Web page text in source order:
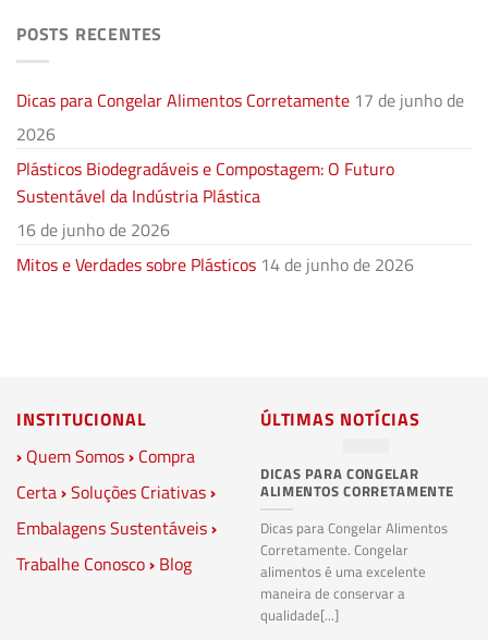
POSTS RECENTES
Dicas para Congelar Alimentos Corretamente 17 de junho de
2026
Plásticos Biodegradáveis e Compostagem: O Futuro
Sustentável da Indústria Plástica
16 de junho de 2026
Mitos e Verdades sobre Plásticos 14 de junho de 2026
INSTITUCIONAL
› Quem Somos› Compra
Certa›Soluções Criativas›
Embalagens Sustentáveis›
Trabalhe Conosco› Blog
ÚLTIMAS NOTÍCIAS
DICAS PARA CONGELAR
ALIMENTOS CORRETAMENTE
Dicas para Congelar Alimentos
Corretamente. Congelar
alimentos é uma excelente
maneira de conservar a
qualidade[...]